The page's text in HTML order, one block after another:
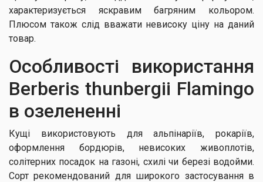
характеризується яскравим багряним кольором.
Плюсом також слід вважати невисоку ціну на даний
товар.
Особливості використання
Berberis thunbergii Flamingo
в озелененні
Кущі використовують для альпінаріїв, рокаріїв,
оформлення бордюрів, невисоких живоплотів,
солітерних посадок на газоні, схилі чи березі водойми.
Сорт рекомендований для широкого застосування в